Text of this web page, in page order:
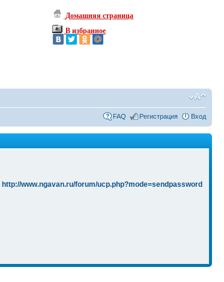
Домашняя страница
В избранное
FAQ Регистрация Вход
http://www.ngavan.ru/forum/ucp.php?mode=sendpassword